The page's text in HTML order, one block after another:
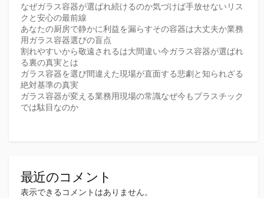
なぜガラス容器が選ばれ続けるのか気づけば手放せないリス
クと安心の最前線
あなたの厨房で静かに利益を漏らすその容器は大丈夫か業務
用ガラス容器選びの盲点
割れやすいから敬遠されるは大間違い今ガラス容器が選ばれ
る裏の真実とは
ガラス容器を選び間違えた現場が直面する悲劇と知られざる
絶対基準の真実
ガラス容器が変える業務用現場の常識なぜ今もプラスチック
では駄目なのか
最近のコメント
表示できるコメントはありません。